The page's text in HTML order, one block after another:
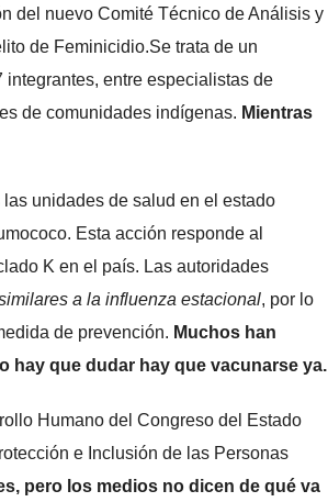
del nuevo Comité Técnico de Análisis y
de Feminicidio.Se trata de un
entre especialistas de
de comunidades indígenas. Mientras
unidades de salud en el estado
Esta acción responde al
K en el país. Las autoridades
a la influenza estacional, por lo
de prevención. Muchos han
hay que dudar hay que vacunarse ya.
Humano del Congreso del Estado
e Inclusión de las Personas
pero los medios no dicen de qué va